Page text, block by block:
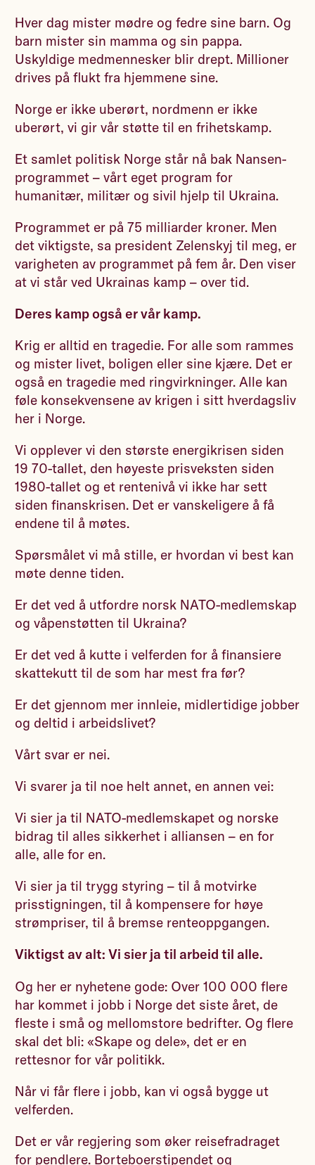
Hver dag mister mødre og fedre sine barn. Og
barn mister sin mamma og sin pappa.
Uskyldige medmennesker blir drept. Millioner
drives på flukt fra hjemmene sine.
Norge er ikke uberørt, nordmenn er ikke
uberørt, vi gir vår støtte til en frihetskamp.
Et samlet politisk Norge står nå bak Nansen-
programmet – vårt eget program for
humanitær, militær og sivil hjelp til Ukraina.
Programmet er på 75 milliarder kroner. Men
det viktigste, sa president Zelenskyj til meg, er
varigheten av programmet på fem år. Den viser
at vi står ved Ukrainas kamp – over tid.
Deres kamp også er vår kamp.
Krig er alltid en tragedie. For alle som rammes
og mister livet, boligen eller sine kjære. Det er
også en tragedie med ringvirkninger. Alle kan
føle konsekvensene av krigen i sitt hverdagsliv
her i Norge.
Vi opplever vi den største energikrisen siden
19 70-tallet, den høyeste prisveksten siden
1980-tallet og et rentenivå vi ikke har sett
siden finanskrisen. Det er vanskeligere å få
endene til å møtes.
Spørsmålet vi må stille, er hvordan vi best kan
møte denne tiden.
Er det ved å utfordre norsk NATO-medlemskap
og våpenstøtten til Ukraina?
Er det ved å kutte i velferden for å finansiere
skattekutt til de som har mest fra før?
Er det gjennom mer innleie, midlertidige jobber
og deltid i arbeidslivet?
Vårt svar er nei.
Vi svarer ja til noe helt annet, en annen vei:
Vi sier ja til NATO-medlemskapet og norske
bidrag til alles sikkerhet i alliansen – en for
alle, alle for en.
Vi sier ja til trygg styring – til å motvirke
prisstigningen, til å kompensere for høye
strømpriser, til å bremse renteoppgangen.
Viktigst av alt: Vi sier ja til arbeid til alle.
Og her er nyhetene gode: Over 100 000 flere
har kommet i jobb i Norge det siste året, de
fleste i små og mellomstore bedrifter. Og flere
skal det bli: «Skape og dele», det er en
rettesnor for vår politikk.
Når vi får flere i jobb, kan vi også bygge ut
velferden.
Det er vår regjering som øker reisefradraget
for pendlere. Borteboerstipendet og